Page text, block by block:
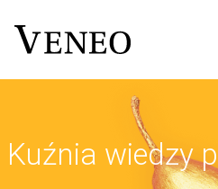
Kuźnia wiedzy